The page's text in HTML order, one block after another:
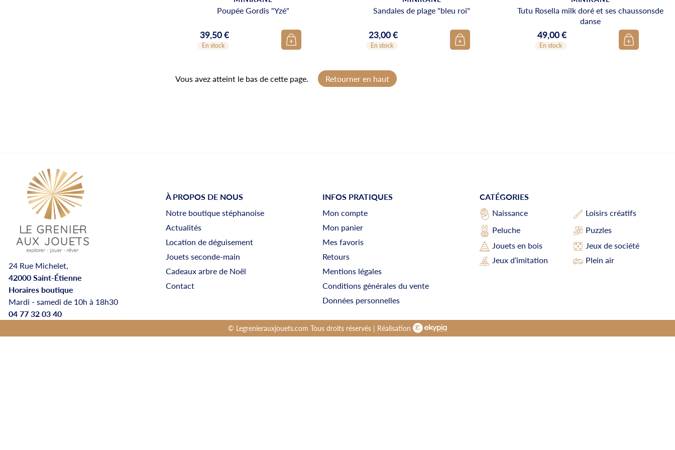
Poupée Gordis "Yzé"
Prix
39,50 €
En stock
Sandales de plage "bleu roi"
Prix
23,00 €
En stock
Tutu Rosella milk doré et ses chaussonsde
danse
Prix
49,00 €
En stock
Vous avez atteint le bas de cette page. Retourner en haut
24 Rue Michelet,
42000 Saint-Étienne
Horaires boutique
Mardi - samedi de 10h à 18h30
04 77 32 03 40
À PROPOS DE NOUS
Notre boutique stéphanoise
Actualités
Location de déguisement
Jouets seconde-main
Cadeaux arbre de Noël
Contact
INFOS PRATIQUES
Mon compte
Mon panier
Mes favoris
Retours
Mentions légales
Conditions générales du vente
Données personnelles
CATÉGORIES
Naissance
Loisirs créatifs
Peluche
Puzzles
Jouets en bois
Jeux de société
Jeux d’imitation
Plein air
© Legrenierauxjouets.com Tous droits réservés | Réalisation